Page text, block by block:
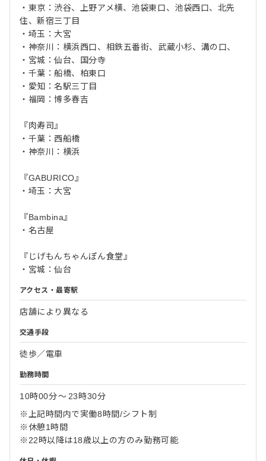
・東京：渋谷、上野アメ横、池袋東口、池袋西口、北先
住、新宿三丁目
・埼玉：大宮
・神奈川：横浜西口、相鉄五番街、武蔵小杉、溝の口、
・宮城：仙台、国分寺
・千葉：船橋、柏東口
・愛知：名駅三丁目
・福岡：博多春吉
『肉寿司』
・千葉：西船橋
・神奈川：横浜
『GABURICO』
・埼玉：大宮
『Bambina』
・名古屋
『じげもんちゃんぽん食堂』
・宮城：仙台
アクセス・最寄駅
店舗により異なる
交通手段
徒歩／電車
勤務時間
10時00分〜 23時30分
※上記時間内で実働8時間/シフト制
※休憩1時間
※22時以降は18歳以上の方のみ勤務可能